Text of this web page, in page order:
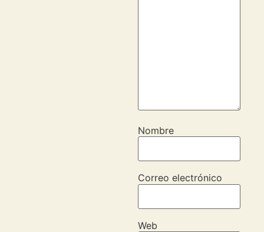
Nombre
Correo electrónico
Web